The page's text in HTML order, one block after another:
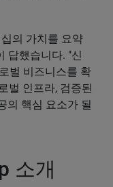
의 가치를 요약
답했습니다. "신
벌 비즈니스를 확
벌 인프라, 검증된
의 핵심 요소가 될
소개